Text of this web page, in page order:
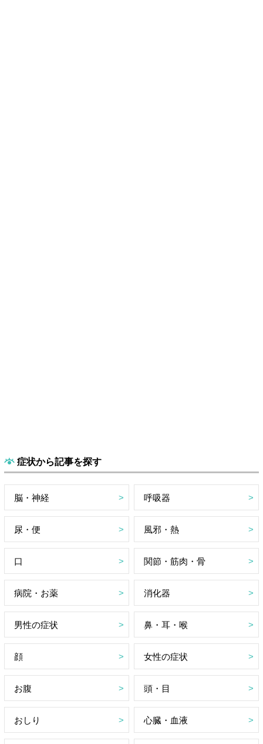
症状から記事を探す
脳・神経 呼吸器
尿・便 風邪・熱
口 関節・筋肉・骨
病院・お薬 消化器
男性の症状 鼻・耳・喉
顔 女性の症状
お腹 頭・目
おしり 心臓・血液